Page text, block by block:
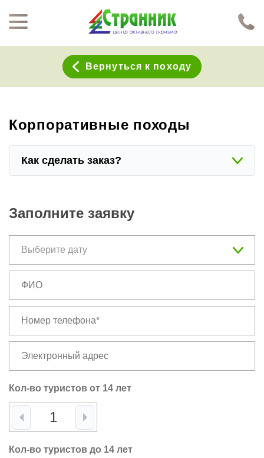
Вернуться к походу
Корпоративные походы
Как сделать заказ?
Заполните заявку
Кол-во туристов от 14 лет
Кол-во туристов до 14 лет